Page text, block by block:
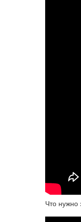
Что нужно